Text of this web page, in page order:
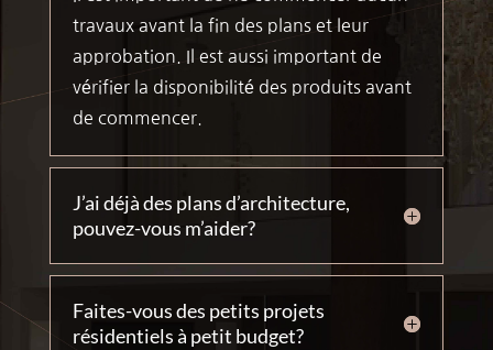
travaux avant la fin des plans et leur
approbation. Il est aussi important de
vérifier la disponibilité des produits avant
de commencer.
J’ai déjà des plans d’architecture,
pouvez-vous m’aider?
Faites-vous des petits projets
résidentiels à petit budget?